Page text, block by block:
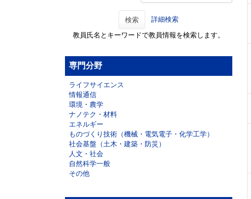
検索 詳細検索
教員氏名とキーワードで教員情報を検索します。
専門分野
ライフサイエンス
情報通信
環境・農学
ナノテク・材料
エネルギー
ものづくり技術（機械・電気電子・化学工学）
社会基盤（土木・建築・防災）
人文・社会
自然科学一般
その他